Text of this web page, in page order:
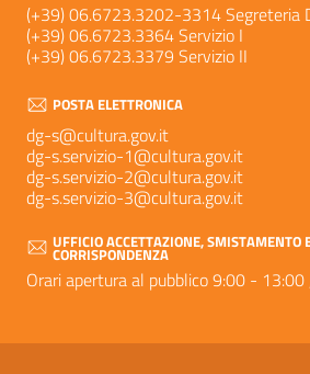
(+39) 06.6723.3202-3314 Segreteria
(+39) 06.6723.3364 Servizio I
(+39) 06.6723.3379 Servizio II
POSTA ELETTRONICA
dg-s@cultura.gov.it
dg-s.servizio-1@cultura.gov.it
dg-s.servizio-2@cultura.gov.it
dg-s.servizio-3@cultura.gov.it
UFFICIO ACCETTAZIONE, SMISTAMENTO
CORRISPONDENZA
Orari apertura al pubblico 9:00 -